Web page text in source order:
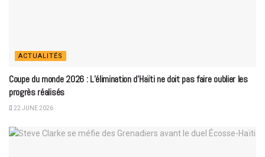
ACTUALITÉS
Coupe du monde 2026 : L’élimination d’Haïti ne doit pas faire oublier les
progrès réalisés
22 JUNE 2026